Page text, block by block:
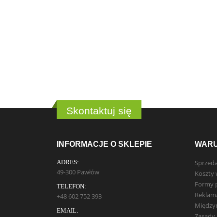
Skontaktuj się
INFORMACJE O SKLEPIE
ADRES:
49-300 Pawłów
TELEFON:
+48 602 752 393
EMAIL:
Koszty
Formy